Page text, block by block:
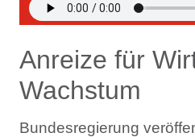
Anreize für
Wachstum
Bundesregierung